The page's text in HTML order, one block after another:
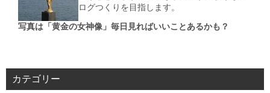
ログつくりを目指します。
写真は「黄金の女神像」毎日見ればいいことあるかも？
カテゴリー